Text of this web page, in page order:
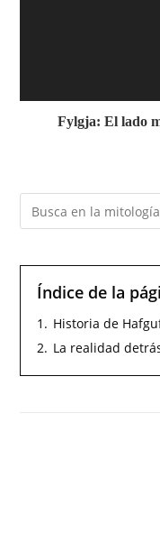
Fylgja: El lado
Índice de la
1. Historia de
2. La realidad